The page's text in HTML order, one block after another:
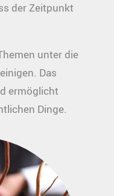
der Zeitpunkt
unter die
Das
ermöglicht
Dinge.